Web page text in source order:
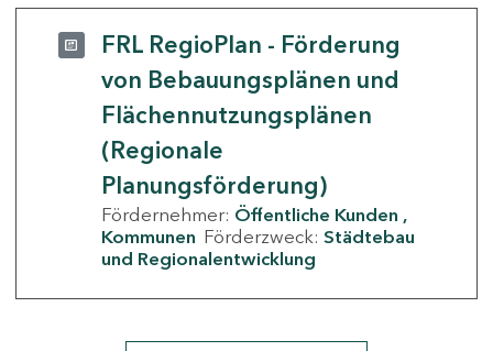
FRL RegioPlan - Förderung
von Bebauungsplänen und
Flächennutzungsplänen
(Regionale
Planungsförderung)
Fördernehmer: Öffentliche Kunden
Kommunen Förderzweck: Städtebau
und Regionalentwicklung